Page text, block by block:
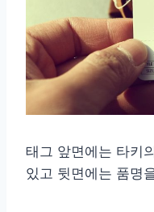
태그 앞면에는 타키
있고 뒷면에는 품명